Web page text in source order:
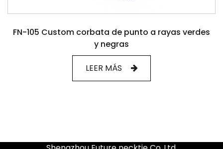
FN-105 Custom corbata de punto a rayas verdes
y negras
LEER MÁS